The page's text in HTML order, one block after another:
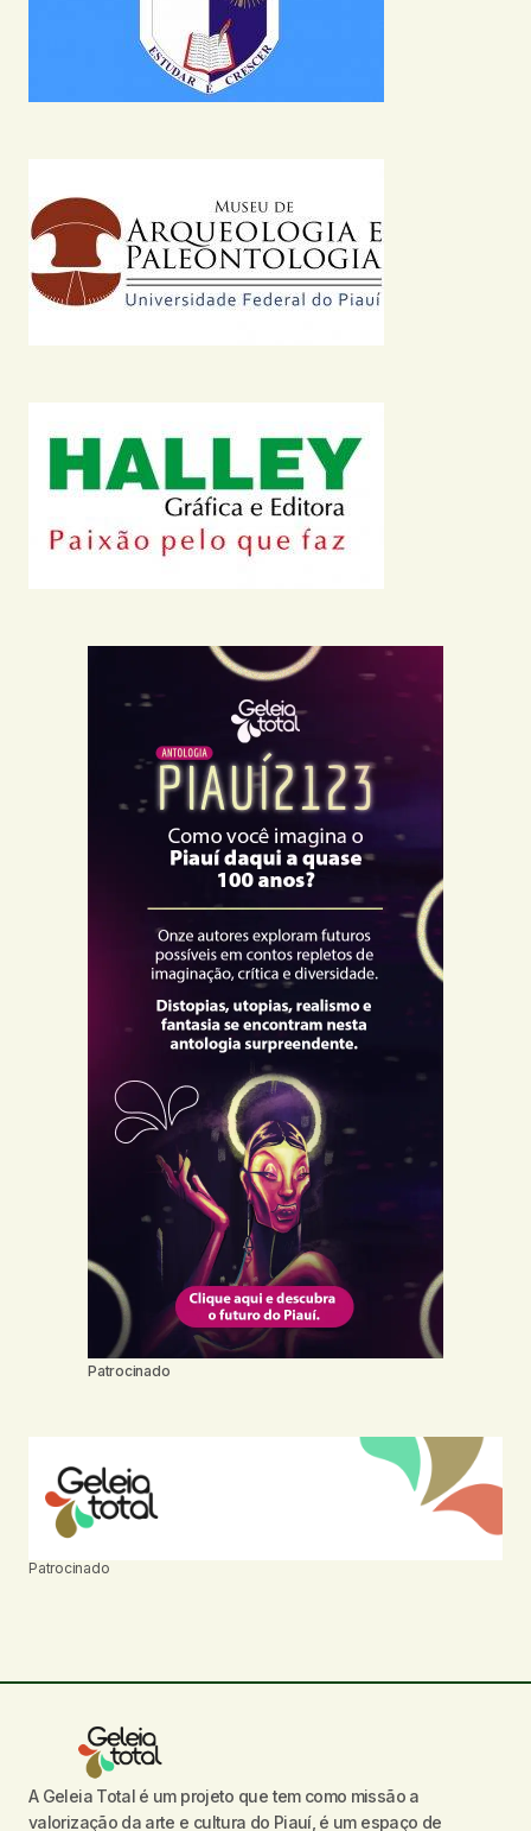
Patrocinado
Patrocinado
A Geleia Total é um projeto que tem como missão a
valorização da arte e cultura do Piauí, é um espaço de